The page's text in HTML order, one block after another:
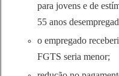
para jovens e de
55 anos
o empregado
FGTS seria menor;